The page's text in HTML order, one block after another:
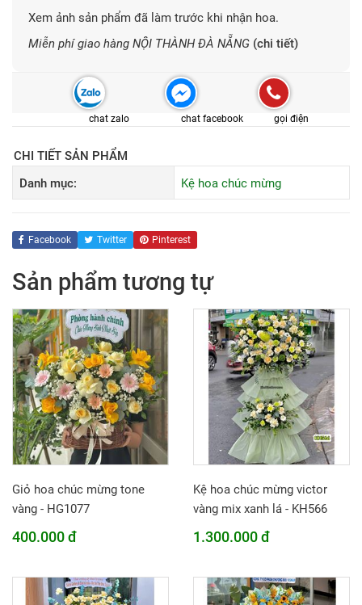
Xem ảnh sản phẩm đã làm trước khi nhận hoa.
Miễn phí giao hàng NỘI THÀNH ĐÀ NẴNG (chi tiết)
chat zalo chat facebook gọi điện
CHI TIẾT SẢN PHẨM
Danh mục:
Kệ hoa chúc mừng
Facebook Twitter Pinterest
Sản phẩm tương tự
Giỏ hoa chúc mừng tone
vàng - HG1077
400.000 đ
Kệ hoa chúc mừng victor
vàng mix xanh lá - KH566
1.300.000 đ